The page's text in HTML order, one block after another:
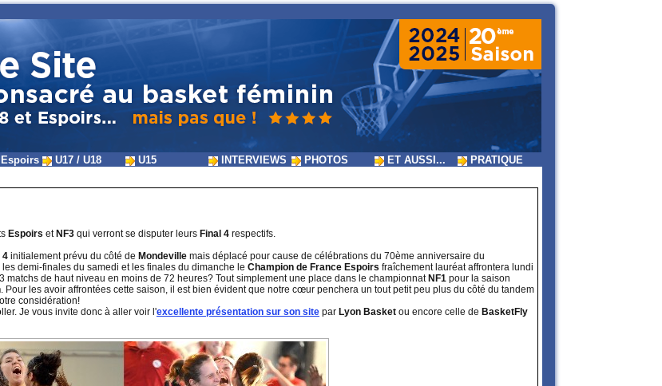
Espoirs U17 / U18 U15 INTERVIEWS PHOTOS ET AUSSI... PRATIQUE
Espoirs et NF3 qui verront se disputer leurs Final 4 respectifs.
4 initialement prévu du côté de Mondeville mais déplacé pour cause de célébrations du 70ème anniversaire du
demi-finales du samedi et les finales du dimanche le Champion de France Espoirs fraîchement lauréat affrontera lundi
matchs de haut niveau en moins de 72 heures? Tout simplement une place dans le championnat NF1 pour la saison
. Pour les avoir affrontées cette saison, il est bien évident que notre cœur penchera un tout petit peu plus du côté du tandem
considération!
Je vous invite donc à aller voir l'excellente présentation sur son site par Lyon Basket ou encore celle de BasketFly